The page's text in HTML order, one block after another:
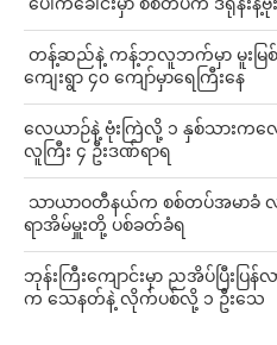
ပေါက်ခေါင်းမှာ စစ်တပ်က ဒရုန်းနဲ့
တန့်ဆည်နဲ့ ကန့်ဘလူဘက်မှာ မူးမြစ်
ကျေးရွာ ၄၀ ကျော်မှာရေကြီးနေ
လေယာဉ်နဲ့ ဗုံးကြဲလို့ ၁ နှစ်သားကလ
လူကြီး ၄ ဦးဒဏ်ရာရ
သာယာဝတီနယ်က စစ်တပ်အမာခံ လ
ရာအိမ်မှူးတို့ ပစ်ခတ်ခံရ
ဘုန်းကြီးကျောင်းမှာ ညအိပ်ပြီးပ
က သေနတ်နဲ့ လိုက်ပစ်လို့ ၁ ဦးသေ